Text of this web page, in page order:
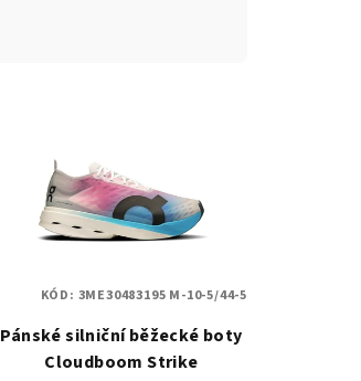
Pánské silniční běžecké boty
Cloudboom Strike
KÓD: 3ME30483195 M-10-5/44-5